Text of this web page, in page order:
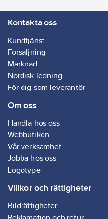
olika kopplingar så att
den passar din kran.
Ean
artikelnr:
5010646985307
Ägarens
artikelnr:
35708417
Materialklass GI21
Kontakta oss
Kundtjänst
Försäljning
Marknad
Nordisk ledning
För dig som leverantör
Om oss
Handla hos oss
Webbutiken
Vår verksamhet
Jobba hos oss
Logotype
Villkor och rättigheter
Bildrättigheter